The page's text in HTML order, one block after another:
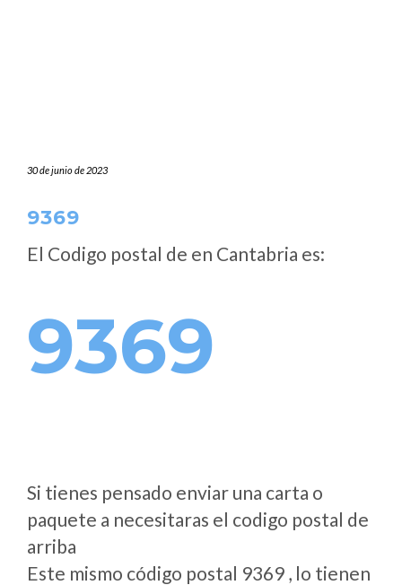
30 de junio de 2023
9369
El Codigo postal de en Cantabria es:
9369
Si tienes pensado enviar una carta o
paquete a necesitaras el codigo postal de
arriba
Este mismo código postal 9369 , lo tienen